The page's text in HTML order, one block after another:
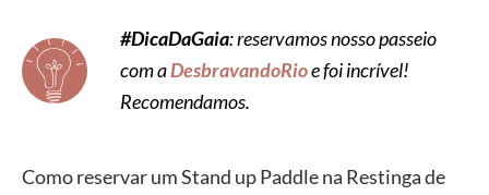
#DicaDaGaia: reservamos nosso passeio
com aDesbravandoRioe foi incrível!
Recomendamos.
Como reservar um Stand up Paddle na Restinga de